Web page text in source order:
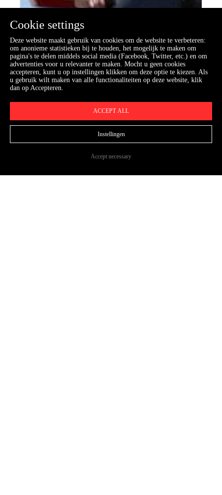
Cookie settings
Deze website maakt gebruik van cookies om de website te verbeteren:
om anonieme statistieken bij te houden, het mogelijk te maken om
pagina's te delen middels social media (Facebook, Twitter, etc.) en om
advertenties voor u relevanter te maken. Mocht u geen cookies
accepteren, kunt u op instellingen klikken om deze optie te kiezen. Als
u gebruik wilt maken van alle functionaliteiten op deze website, klik
dan op Accepteren.
ACCEPT ALL
Instellingen
Accept necessary